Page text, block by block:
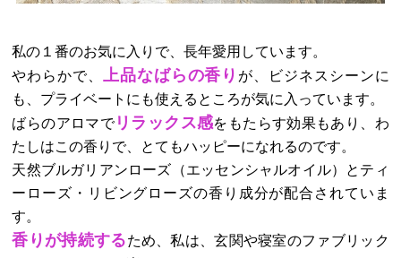
私の１番のお気に入りで、長年愛用しています。
やわらかで、 上品なばらの香り が、ビジネスシーンに
も、プライベートにも使えるところが気に入っています。
ばらのアロマでリラックス感をもたらす効果もあり、わ
たしはこの香りで、とてもハッピーになれるのです。
天然ブルガリアンローズ（エッセンシャルオイル）とティ
ーローズ・リビングローズの香り成分が配合されていま
す。
香りが持続するため、私は、玄関や寝室のファブリック